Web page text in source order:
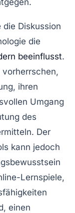
Diskussion
die
beeinflusst.
ihren
Umgang
des
Der
kann jedoch
Lernspiele,
einen